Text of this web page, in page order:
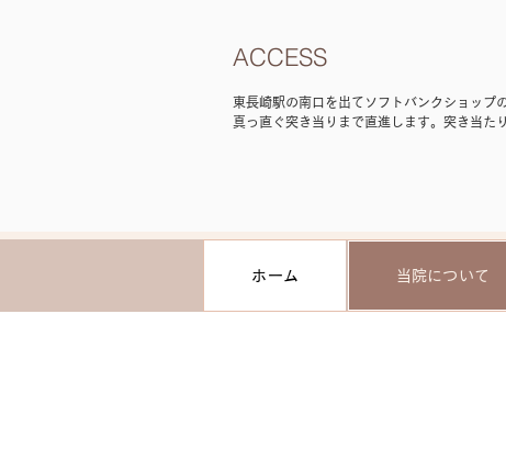
ACCESS
東長崎駅の南口を出てソフトバンクショップ
真っ直ぐ突き当りまで直進します。突き当た
ホーム 当院について